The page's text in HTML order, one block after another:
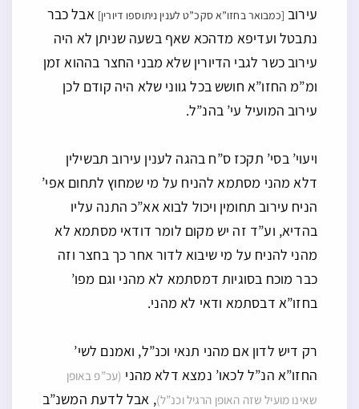
עירוב [כמבואר בחזו”א סקכ”ט לענין ניתוספו דיורין] אבל כבר
נתבטל ועדיפא מדהכא שאף בשעה שניתן לא היה
עירוב כשר לגבי הדיורין שלא מבני החצר בההוא זמן
ומ”מ החזו”א חושש בכל גווני שלא היה קודם לכן
עירוב המועיל עי’ בהנ”ל.
ויעוי’ בסי’ תקכז ס”ח בהגה לענין עירוב תבשילין
דלא מהני מסתמא להניח על מי שמחוץ לתחום אפי’
הניח עירוב תחומין ויכול לבוא אא”כ התנה עליו
בהדיא, וע”ד זה יש מקום לומר דודאי מסתמא לא
מהני להניח על מי שיבוא לדור אחר כך בחצר וזה
כבר מוכח בסוגיות דמסתמא לא מהני וגם מפו’
בחזו”א דבסתמא ודאי לא מהני.
רק דיש לדון אם מהני תנאי וכנ”ל, ואמנם לשי’
החזו”א הנ”ל לכאו’ נמצא דלא מהני (עכ”פ באופן
שאינו מועיל שזה האופן הרגיל וכנ”ל), אבל לדעת המשנ”ב